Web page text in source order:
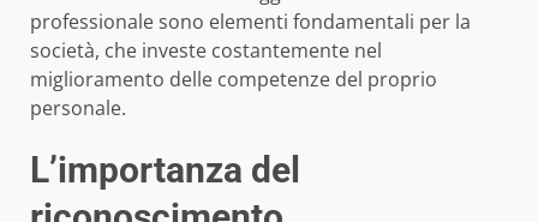
professionale sono elementi fondamentali per la
società, che investe costantemente nel
miglioramento delle competenze del proprio
personale.
L’importanza del